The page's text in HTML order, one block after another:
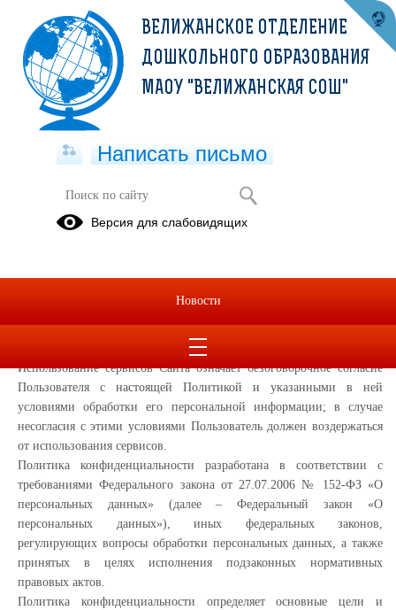
Политика конфиденциальности
Интернет по адресу:http://vel-ds.velizhany.tyumenschool.ru/, далее
Использование сервисов Сайта означает безоговорочное согласие
Пользователя с настоящей Политикой и указанными в ней
условиями обработки его персональной информации; в случае
несогласия с этими условиями Пользователь должен воздержаться
от использования сервисов.
Политика конфиденциальности разработана в соответствии с
требованиями Федерального закона от 27.07.2006 № 152-ФЗ «О
персональных данных» (далее – Федеральный закон «О
персональных данных»), иных федеральных законов,
регулирующих вопросы обработки персональных данных, а также
принятых в целях исполнения подзаконных нормативных
правовых актов.
Политика конфиденциальности определяет основные цели и
ВЕЛИЖАНСКОЕ ОТДЕЛЕНИЕ
ДОШКОЛЬНОГО ОБРАЗОВАНИЯ
МАОУ "ВЕЛИЖАНСКАЯ СОШ"
Написать письмо
Версия для слабовидящих
Новости